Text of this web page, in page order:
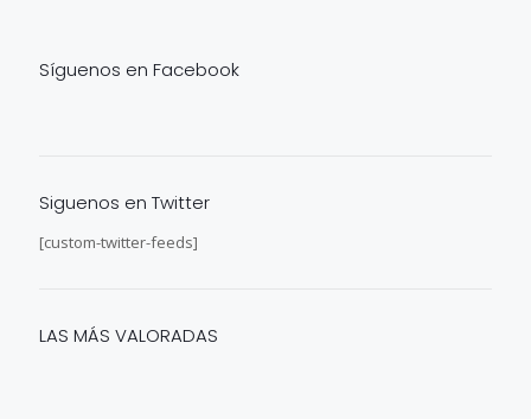
Síguenos en Facebook
Siguenos en Twitter
[custom-twitter-feeds]
LAS MÁS VALORADAS